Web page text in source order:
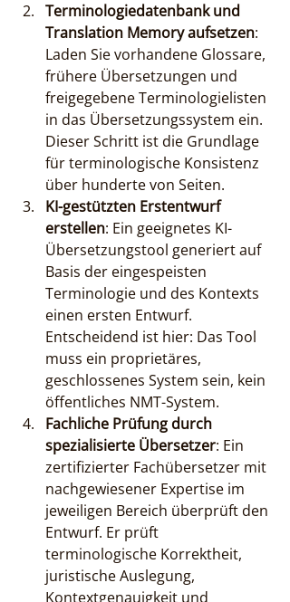
Terminologiedatenbank und
Translation Memory aufsetzen:
Laden Sie vorhandene Glossare,
frühere Übersetzungen und
freigegebene Terminologielisten
in das Übersetzungssystem ein.
Dieser Schritt ist die Grundlage
für terminologische Konsistenz
über hunderte von Seiten.
KI-gestützten Erstentwurf
erstellen: Ein geeignetes KI-
Übersetzungstool generiert auf
Basis der eingespeisten
Terminologie und des Kontexts
einen ersten Entwurf.
Entscheidend ist hier: Das Tool
muss ein proprietäres,
geschlossenes System sein, kein
öffentliches NMT-System.
Fachliche Prüfung durch
spezialisierte Übersetzer: Ein
zertifizierter Fachübersetzer mit
nachgewiesener Expertise im
jeweiligen Bereich überprüft den
Entwurf. Er prüft
terminologische Korrektheit,
juristische Auslegung,
Kontextgenauigkeit und